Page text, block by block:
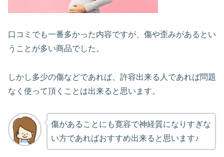
口コミでも一番多かった内容ですが、傷や歪みがあるとい
うことが多い商品でした。
しかし多少の傷などであれば、許容出来る人であれば問題
なく使って頂くことは出来ると思います。
傷があることにも寛容で神経質になりすぎな
い方であればおすすめ出来ると思います♪